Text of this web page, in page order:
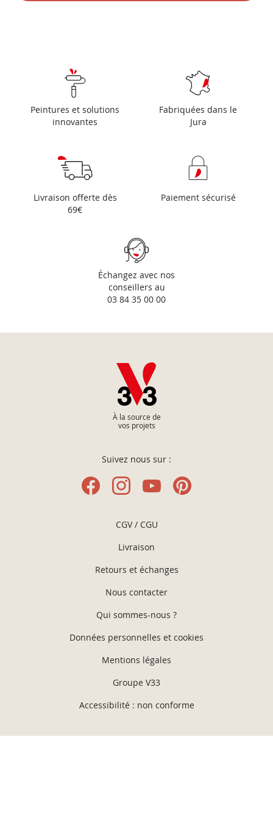
Peintures et solutions
innovantes
Fabriquées dans le
Jura
Livraison offerte dès
69€
Paiement sécurisé
Échangez avec nos
conseillers au
03 84 35 00 00
À la source de
vos projets
Suivez nous sur :
CGV / CGU
Livraison
Retours et échanges
Nous contacter
Qui sommes-nous ?
Données personnelles et cookies
Mentions légales
Groupe V33
Accessibilité : non conforme